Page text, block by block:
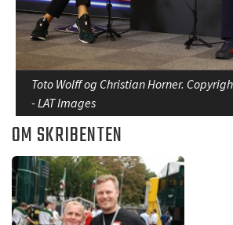
Toto Wolff og Christian Horner.
- LAT Images
OM SKRIBENTEN